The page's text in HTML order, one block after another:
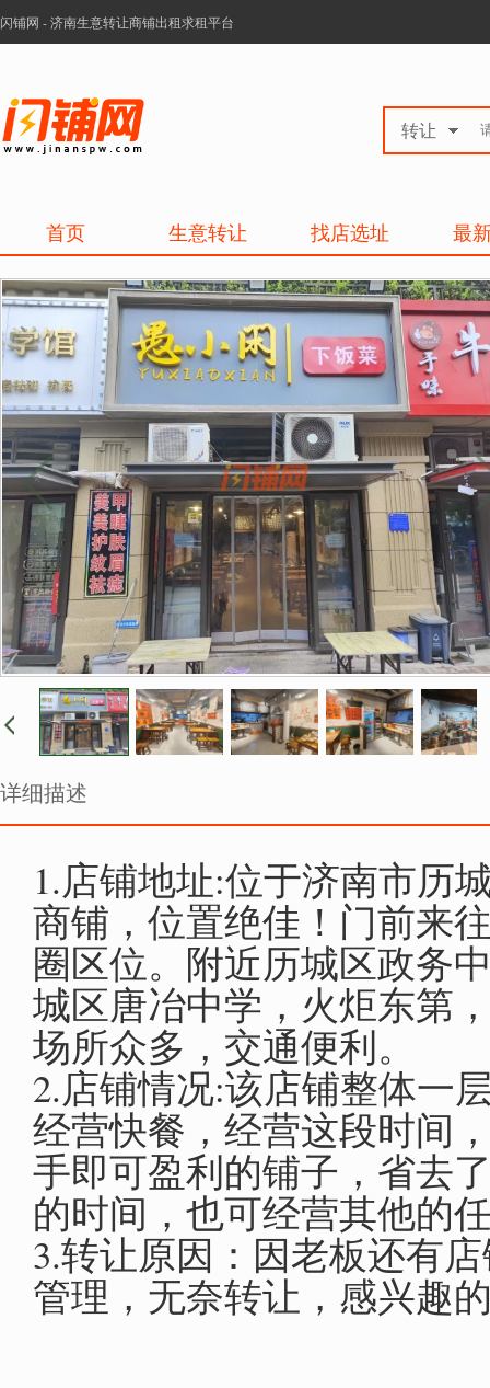
闪铺网 - 济南生意转让商铺出租求租平台
转让
首页 生意转让 找店选址 最
详细描述
1.店铺地址:位于济南市历
商铺，位置绝佳！门前来
圈区位。附近历城区政务
城区唐冶中学，火炬东第
场所众多，交通便利。
2.店铺情况:该店铺整体一
经营快餐，经营这段时间
手即可盈利的铺子，省去
的时间，也可经营其他的
3.转让原因：因老板还有
管理，无奈转让，感兴趣